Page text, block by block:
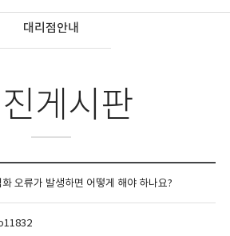
대리점안내
게시판
오류가 발생하면 어떻게 해야 하나요?